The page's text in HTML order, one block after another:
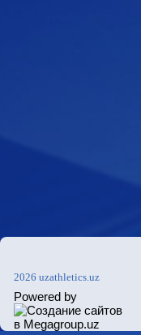
2026 uzathletics.uz
Powered by